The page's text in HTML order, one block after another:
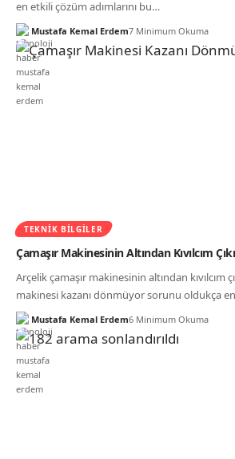
en etkili çözüm adımlarını bu…
Mustafa Kemal Erdem7 Minimum Okuma
TEKNIK BILGILER
Çamaşır Makinesinin Altından Kıvılcım
Arçelik çamaşır makinesinin altından kıvılcım
makinesi kazanı dönmüyor sorunu oldukça
Mustafa Kemal Erdem6 Minimum Okuma